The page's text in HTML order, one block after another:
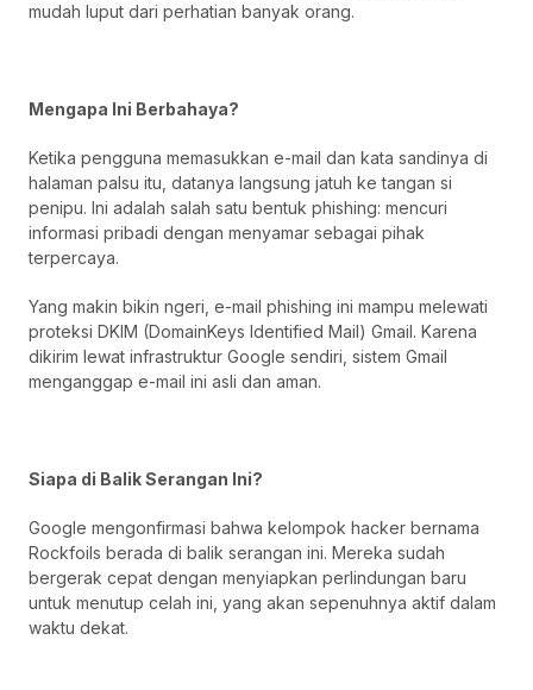
mudah luput dari perhatian banyak orang.
Mengapa Ini Berbahaya?
Ketika pengguna memasukkan e-mail dan kata sandinya di
halaman palsu itu, datanya langsung jatuh ke tangan si
penipu. Ini adalah salah satu bentuk phishing: mencuri
informasi pribadi dengan menyamar sebagai pihak
terpercaya.
Yang makin bikin ngeri, e-mail phishing ini mampu melewati
proteksi DKIM (DomainKeys Identified Mail) Gmail. Karena
dikirim lewat infrastruktur Google sendiri, sistem Gmail
menganggap e-mail ini asli dan aman.
Siapa di Balik Serangan Ini?
Google mengonfirmasi bahwa kelompok hacker bernama
Rockfoils berada di balik serangan ini. Mereka sudah
bergerak cepat dengan menyiapkan perlindungan baru
untuk menutup celah ini, yang akan sepenuhnya aktif dalam
waktu dekat.